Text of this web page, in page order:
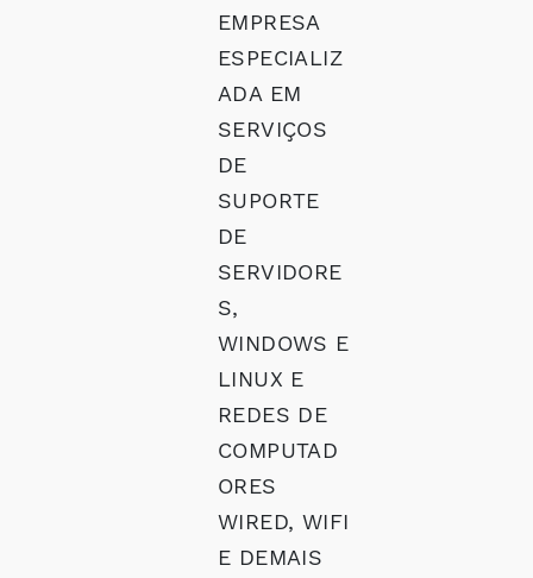
EMPRESA
ESPECIALIZ
ADA EM
SERVIÇOS
DE
SUPORTE
DE
SERVIDORE
S,
WINDOWS E
LINUX E
REDES DE
COMPUTAD
ORES
WIRED, WIFI
E DEMAIS